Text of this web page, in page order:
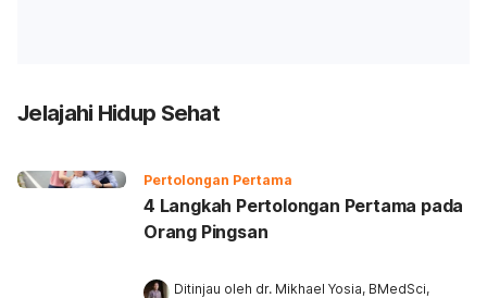
Jelajahi Hidup Sehat
Pertolongan Pertama
4 Langkah Pertolongan Pertama pada
Orang Pingsan
Ditinjau oleh dr. Mikhael Yosia, BMedSci,